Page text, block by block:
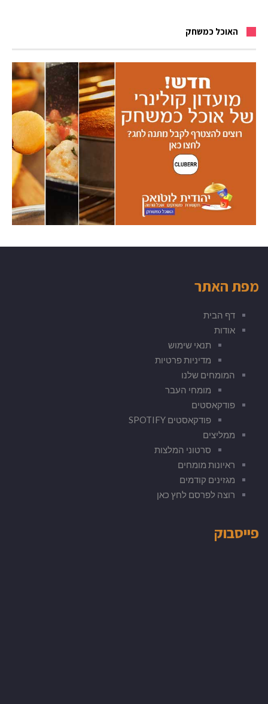
האוכל כמשחק
מפת האתר
דף הבית
אודות
תנאי שימוש
מדיניות פרטיות
המומחים שלנו
מומחי העבר
פודקאסטים
פודקאסטים SPOTIFY
ממליצים
סרטוני המלצות
ראיונות מומחים
מגזינים קודמים
רוצה לפרסם לחץ כאן
פייסבוק